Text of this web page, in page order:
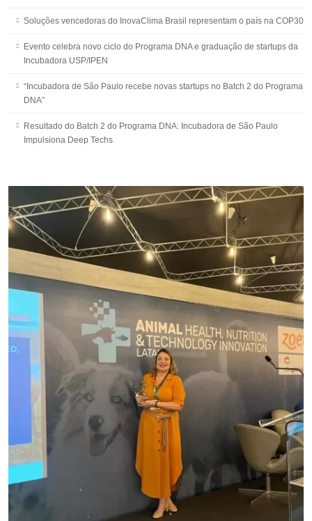
Soluções vencedoras do InovaClima Brasil representam o país na COP30
Evento celebra novo ciclo do Programa DNA e graduação de startups da
Incubadora USP/IPEN
“Incubadora de São Paulo recebe novas startups no Batch 2 do Programa
DNA”
Resultado do Batch 2 do Programa DNA: Incubadora de São Paulo
Impulsiona Deep Techs